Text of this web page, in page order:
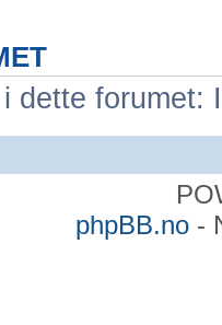
dette
phpBB.no-